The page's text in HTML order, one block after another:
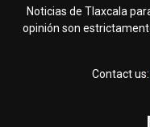
Noticias de Tlaxcala
opinión son
Contact us: